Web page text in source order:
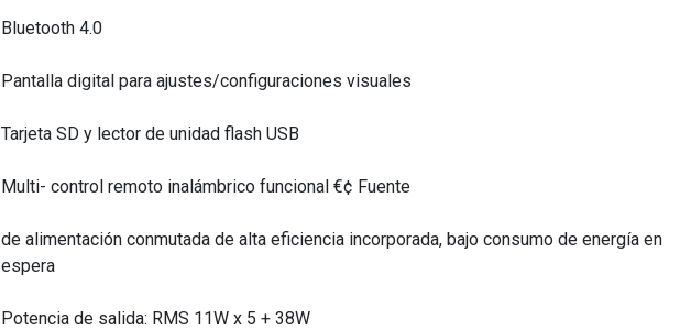
Bluetooth 4.0
Pantalla digital para ajustes/configuraciones visuales
Tarjeta SD y lector de unidad flash USB
Multi- control remoto inalámbrico funcional €¢ Fuente
de alimentación conmutada de alta eficiencia incorporada, bajo consumo de energía en
espera
Potencia de salida: RMS 11W x 5 + 38W